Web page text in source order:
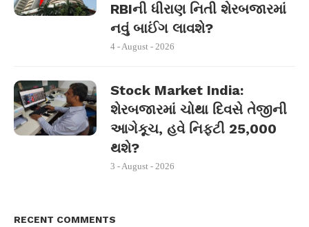
RBIની ધીરાણ નિતી શેરબજારમાં
નવું બાઈંગ લાવશે?
4 - August - 2026
Stock Market India:
શેરબજારમાં ચોથા દિવસે તેજીની
આગેકૂચ, હવે નિફ્ટી 25,000
થશે?
3 - August - 2026
RECENT COMMENTS